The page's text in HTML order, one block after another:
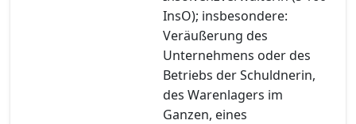
InsO); insbesondere:
Veräußerung des
Unternehmens oder des
Betriebs der Schuldnerin,
des Warenlagers im
Ganzen, eines